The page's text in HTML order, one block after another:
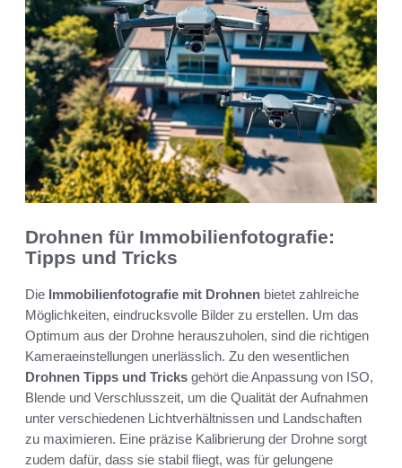
Drohnen für Immobilienfotografie:
Tipps und Tricks
Die Immobilienfotografie mit Drohnen bietet zahlreiche
Möglichkeiten, eindrucksvolle Bilder zu erstellen. Um das
Optimum aus der Drohne herauszuholen, sind die richtigen
Kameraeinstellungen unerlässlich. Zu den wesentlichen
Drohnen Tipps und Tricks gehört die Anpassung von ISO,
Blende und Verschlusszeit, um die Qualität der Aufnahmen
unter verschiedenen Lichtverhältnissen und Landschaften
zu maximieren. Eine präzise Kalibrierung der Drohne sorgt
zudem dafür, dass sie stabil fliegt, was für gelungene